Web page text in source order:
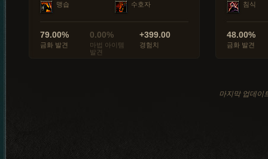
맹습 수호자
79.00%
금화 발견
0.00%
마법 아이템
발견
+399.00
경험치
침식
48.00%
금화 발견
마지막 업데이